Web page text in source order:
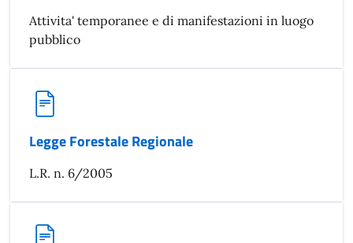
Attivita' temporanee e di manifestazioni in luogo
pubblico
Legge Forestale Regionale
L.R. n. 6/2005